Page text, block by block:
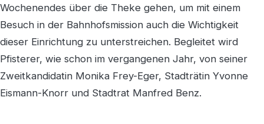
Wochenendes über die Theke gehen, um mit einem
Besuch in der Bahnhofsmission auch die Wichtigkeit
dieser Einrichtung zu unterstreichen. Begleitet wird
Pfisterer, wie schon im vergangenen Jahr, von seiner
Zweitkandidatin Monika Frey-Eger, Stadträtin Yvonne
Eismann-Knorr und Stadtrat Manfred Benz.